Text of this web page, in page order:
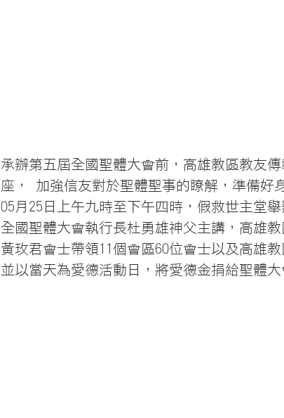
承辦第五屆全國聖體大會前，高雄教區教友
座， 加強信友對於聖體聖事的瞭解，準備好
05月25日上午九時至下午四時，假救世主堂
全國聖體大會執行長杜勇雄神父主講，高雄
黃玫君會士帶領11個會區60位會士以及高雄
並以當天為愛德活動日，將愛德金捐給聖體